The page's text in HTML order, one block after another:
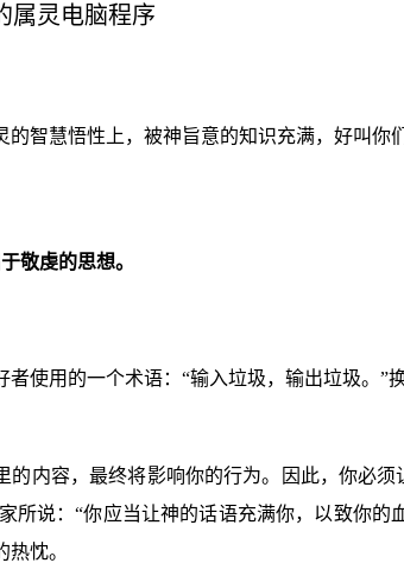
属灵电脑程序
的智慧悟性上，被神旨意的知识充满，好叫你
敬虔的思想。
者使用的一个术语：“输入垃圾，输出垃圾。
的内容，最终将影响你的行为。因此，你必
所说：“你应当让神的话语充满你，以致你
忱。